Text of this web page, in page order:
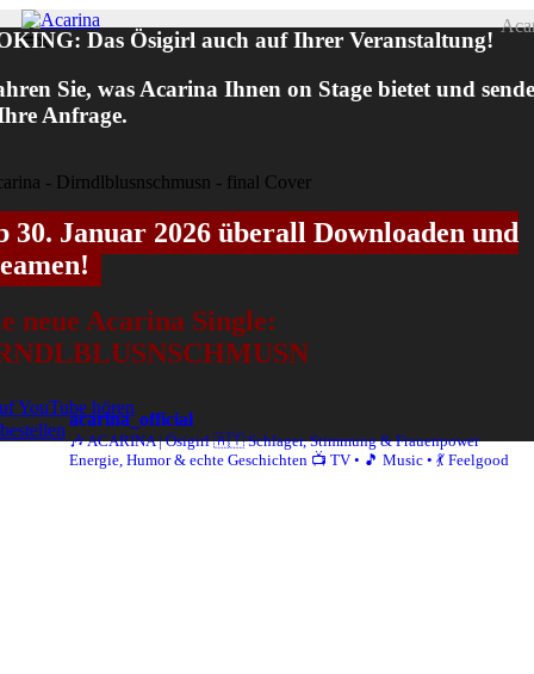
Zum
InhaltMenüDas Ösigirl auch auf Ihrer Veranstaltung!
Sie, was Acarina Ihnen on Stage bietet und
Anfrage.
30. Januar 2026 überall Downloaden und
neue Acarina Single:
YouTube hören
acarina_official
🎶 ACARINA | Ösigirl 🇦🇹Schlager, Stimmung & Frauenpower
Energie, Humor & echte Geschichten 📺 TV • 🎵 Music • 💃 Feelgood